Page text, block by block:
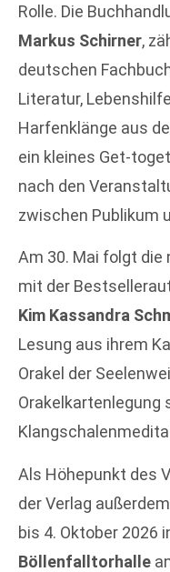
Rolle. Die
Markus Schirner,
deutschen
Literatur,
Harfenklänge aus
ein kleines Get-
nach den
zwischen Publikum
Am 30. Mai folgt die
mit der
Kim Kassandra
Lesung aus ihrem
Orakel der
Orakelkartenlegung
Als Höhepunkt des
der Verlag
bis 4. Oktober 2026
Böllenfalltorhalle